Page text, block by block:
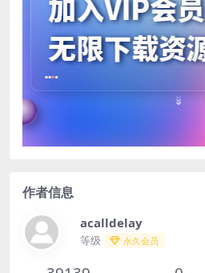
作者信息
acalldelay
等级 永久会员